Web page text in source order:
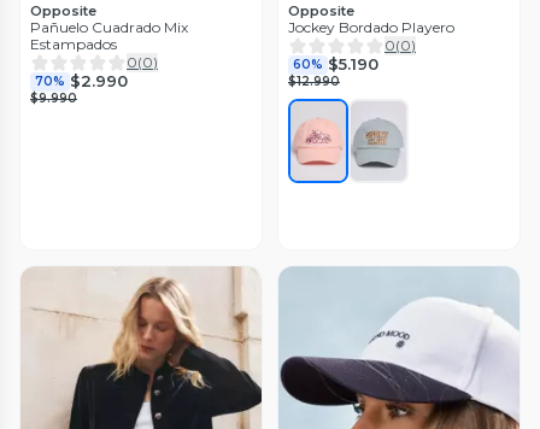
Opposite
Pañuelo Cuadrado Mix
Estampados
0(0)
70% $2.990
$9.990
Opposite
Jockey Bordado Playero
0(0)
60% $5.190
$12.990